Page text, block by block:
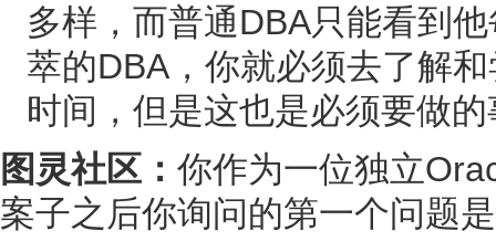
多样，而普通DBA只能看到
萃的DBA，你就必须去了解
时间，但是这也是必须要做
图灵社区： 你作为一位独立
案子之后你询问的第一个问题